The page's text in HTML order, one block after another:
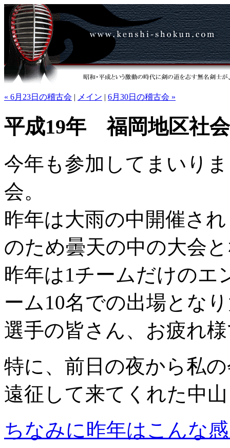
« 6月23日の稽古会 | メイン | 6月30日の稽古会 »
平成19年 福岡地区社
今年も参加してまいり
会。
昨年は大雨の中開催さ
のため曇天の中の大会
昨年は1チームだけのエ
ーム10名での出場とな
選手の皆さん、お疲れ
特に、前日の夜から私
遠征して来てくれた中
ちなみに昨年はこんな